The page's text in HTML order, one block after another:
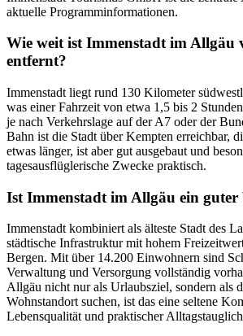
aktuelle Programminformationen.
Wie weit ist Immenstadt im Allgäu
entfernt?
Immenstadt liegt rund 130 Kilometer
was einer Fahrzeit von etwa 1,5 bis 2
je nach Verkehrslage auf der A7 oder der
Bahn ist die Stadt über Kempten erreichbar,
etwas länger, ist aber gut ausgebaut und
tagesausflüglerische Zwecke praktisch.
Ist Immenstadt im Allgäu ein
Immenstadt kombiniert als älteste Stadt des
städtische Infrastruktur mit hohem
Bergen. Mit über 14.200 Einwohnern sind
Verwaltung und Versorgung vollständig
Allgäu nicht nur als Urlaubsziel, sondern als
Wohnstandort suchen, ist das eine seltene
Lebensqualität und praktischer